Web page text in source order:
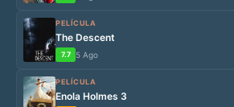
PELÍCULA
The Descent
7.7 5 Ago
PELÍCULA
Enola Holmes 3